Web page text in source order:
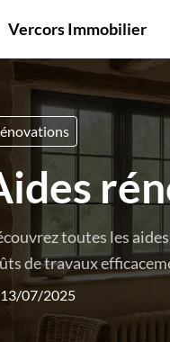
Vercors Immobilier
toutes les
de travaux
13/07/2025